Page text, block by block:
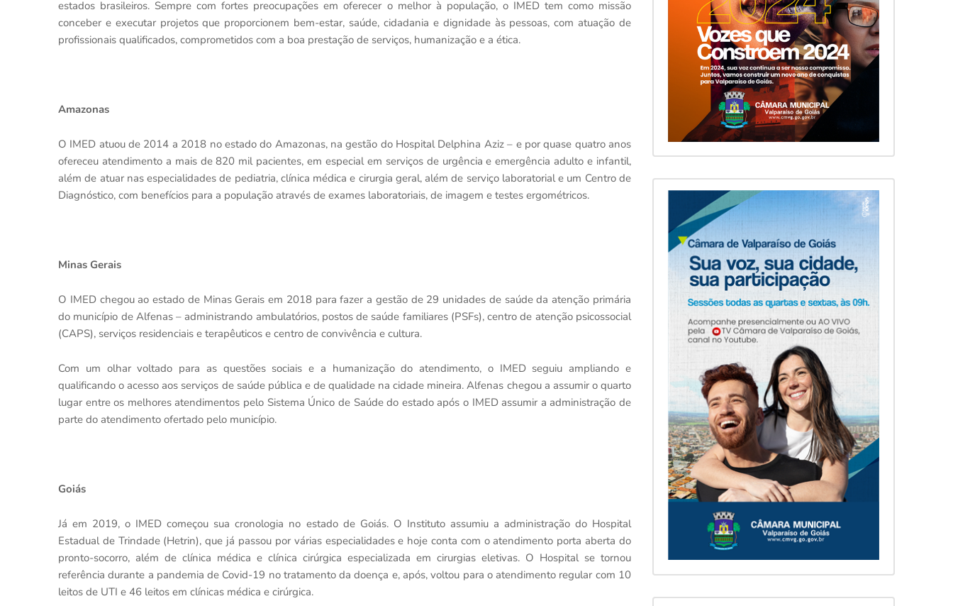
estados brasileiros. Sempre com fortes preocupações em oferecer o melhor à população, o IMED tem como missão
conceber e executar projetos que proporcionem bem-estar, saúde, cidadania e dignidade às pessoas, com atuação de
profissionais qualificados, comprometidos com a boa prestação de serviços, humanização e a ética.
Amazonas
O IMED atuou de 2014 a 2018 no estado do Amazonas, na gestão do Hospital Delphina Aziz – e por quase quatro anos
ofereceu atendimento a mais de 820 mil pacientes, em especial em serviços de urgência e emergência adulto e infantil,
além de atuar nas especialidades de pediatria, clínica médica e cirurgia geral, além de serviço laboratorial e um Centro de
Diagnóstico, com benefícios para a população através de exames laboratoriais, de imagem e testes ergométricos.
Minas Gerais
O IMED chegou ao estado de Minas Gerais em 2018 para fazer a gestão de 29 unidades de saúde da atenção primária
do município de Alfenas – administrando ambulatórios, postos de saúde familiares (PSFs), centro de atenção psicossocial
(CAPS), serviços residenciais e terapêuticos e centro de convivência e cultura.
Com um olhar voltado para as questões sociais e a humanização do atendimento, o IMED seguiu ampliando e
qualificando o acesso aos serviços de saúde pública e de qualidade na cidade mineira. Alfenas chegou a assumir o quarto
lugar entre os melhores atendimentos pelo Sistema Único de Saúde do estado após o IMED assumir a administração de
parte do atendimento ofertado pelo município.
Goiás
Já em 2019, o IMED começou sua cronologia no estado de Goiás. O Instituto assumiu a administração do Hospital
Estadual de Trindade (Hetrin), que já passou por várias especialidades e hoje conta com o atendimento porta aberta do
pronto-socorro, além de clínica médica e clínica cirúrgica especializada em cirurgias eletivas. O Hospital se tornou
referência durante a pandemia de Covid-19 no tratamento da doença e, após, voltou para o atendimento regular com 10
leitos de UTI e 46 leitos em clínicas médica e cirúrgica.